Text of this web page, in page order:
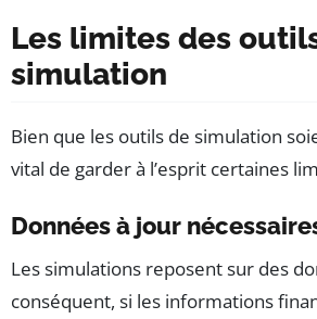
Les limites des
simulation
Bien que les outils de simulation
vital de garder à l’esprit certaines
Données à jour
Les simulations reposent sur des
conséquent, si les informations